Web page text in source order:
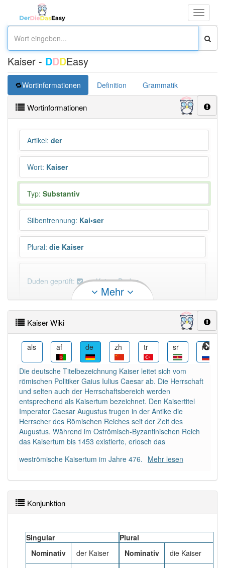
Toggle
Kaiser - DDDEasy
Wortinformationen Definition Grammatik
Wortinformationen
Artikel: der
Wort: Kaiser
Typ: Substantiv
Silbentrennung: Kai•ser
Plural: die Kaiser
Duden geprüft: Kaiser Duden
PowerIndex:91
Häufigkeit: 6 von 10
Wörter mit Endung-kaiser: 5
Wörter mit Endung-kaiseraber mit einem anderen
Artikelder: 0
korrekt erraten.
Mehr
Kaiser Wiki
als af de zh tr sr ru
Die deutsche Titelbezeichnung Kaiser leitet sich vom
römischen Politiker Gaius Iulius Caesar ab. Die Herrschaft
und selten auch der Herrschaftsbereich werden
entsprechend als Kaisertum bezeichnet. Den Kaisertitel
Imperator Caesar Augustus trugen in der Antike die
Herrscher des Römischen Reiches seit der Zeit des
Augustus. Während im Oströmisch-Byzantinischen Reich
das Kaisertum bis 1453 existierte, erlosch das
weströmische Kaisertum im Jahre 476. Mehr lesen
Konjunktion
Singular
Nominativ
der Kaiser
Plural
Nominativ
die Kaiser